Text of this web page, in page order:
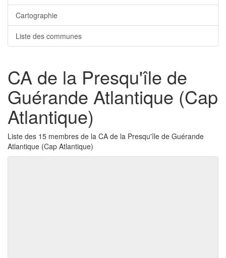
Cartographie
Liste des communes
CA de la Presqu'île de
Guérande Atlantique (Cap
Atlantique)
Liste des 15 membres de la CA de la Presqu'île de Guérande
Atlantique (Cap Atlantique)